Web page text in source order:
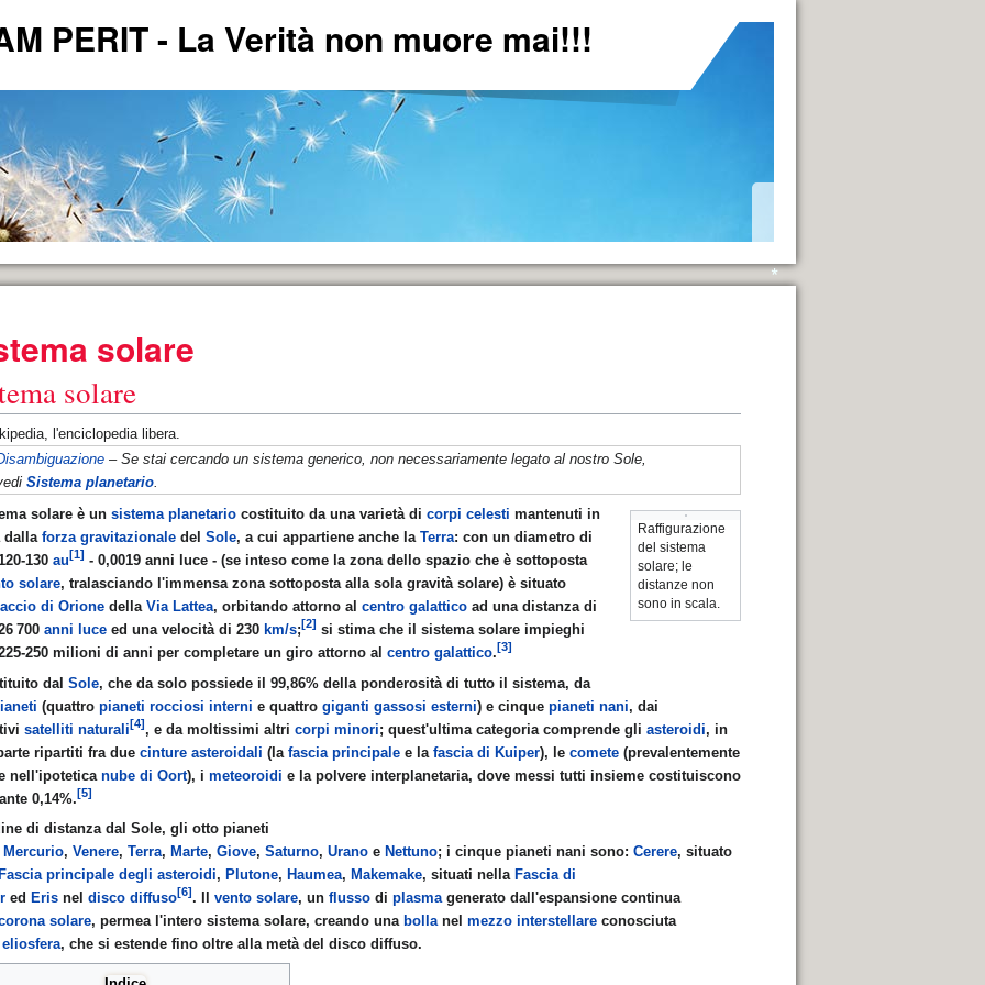
PERIT - La Verità non muore mai!!!
NELLO GNOSTICISMO
sumeri
italiano
solare
solare
l'enciclopedia libera.
– Se stai cercando un sistema generico, non necessariamente legato al nostro Sole,
Sistema planetario
Raffigurazione
del sistema
solare; le
distanze non
sono in scala.
solare è un sistema planetario costituito da una varietà di corpi celesti mantenuti in
dallaforza gravitazionale del Sole, a cui appartiene anche la Terra: con un diametro di
130 au[1] - 0,0019 anni luce - (se inteso come la zona dello spazio che è sottoposta
solare, tralasciando l'immensa zona sottoposta alla sola gravità solare) è situato
di Orione della Via Lattea, orbitando attorno al centro galattico ad una distanza di
700 anni luce ed una velocità di230 km/s;[2] si stima che il sistema solare impieghi
250 milioni di anni per completare un giro attorno al centro galattico.[3]
dal Sole, che da solo possiede il 99,86% della ponderosità di tutto il sistema, da
(quattro pianeti rocciosi interni e quattro giganti gassosi esterni) e cinque pianeti nani, dai
satelliti naturali[4], e da moltissimi altri corpi minori; quest'ultima categoria comprende gli asteroidi, in
ripartiti fra due cinture asteroidali (la fascia principale e la fascia di Kuiper), le comete (prevalentemente
nell'ipotetica nube di Oort), i meteoroidi e la polvere interplanetaria, dove messi tutti insieme costituiscono
0,14%.[5]
di distanza dal Sole, gli otto pianeti
Mercurio, Venere, Terra, Marte, Giove, Saturno, Urano e Nettuno; i cinque pianeti nani sono: Cerere, situato
Fascia principale degli asteroidi, Plutone, Haumea, Makemake, situati nella Fascia di
ed Eris nel disco diffuso[6]. Il vento solare, un flusso di plasmagenerato dall'espansione continua
solare, permea l'intero sistema solare, creando una bollanel mezzo interstellare conosciuta
eliosfera, che si estende fino oltre alla metà del disco diffuso.